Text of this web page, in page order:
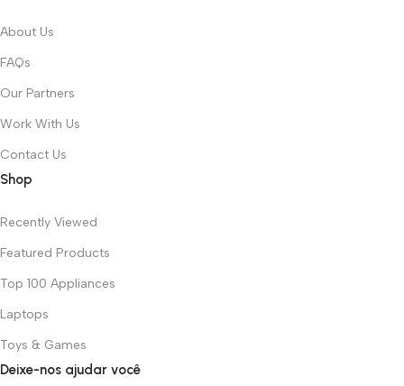
About Us
FAQs
Our Partners
Work With Us
Contact Us
Shop
Recently Viewed
Featured Products
Top 100 Appliances
Laptops
Toys & Games
Deixe-nos ajudar você